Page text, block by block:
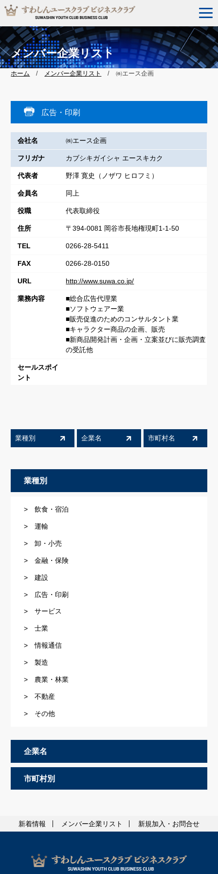
メンバー企業リスト
ホーム / メンバー企業リスト / ㈱エース企画
広告・印刷
会社名 ㈱エース企画
フリガナ カブシキガイシャ エースキカク
代表者 野澤 寛史（ノザワ ヒロフミ）
会員名 同上
役職 代表取締役
住所 〒394-0081 岡谷市長地権現町1-1-50
TEL 0266-28-5411
FAX 0266-28-0150
URL http://www.suwa.co.jp/
業務内容
■総合広告代理業
■ソフトウェアー業
■販売促進のためのコンサルタント業
■キャラクター商品の企画、販売
■新商品開発計画・企画・立案並びに販売調査
の受託他
セールスポイ
ント
業種別 企業名 市町村名
業種別
> 飲食・宿泊
> 運輸
> 卸・小売
> 金融・保険
> 建設
> 広告・印刷
> サービス
> 士業
> 情報通信
> 製造
> 農業・林業
> 不動産
> その他
企業名
市町村別
新着情報 メンバー企業リスト 新規加入・お問合せ